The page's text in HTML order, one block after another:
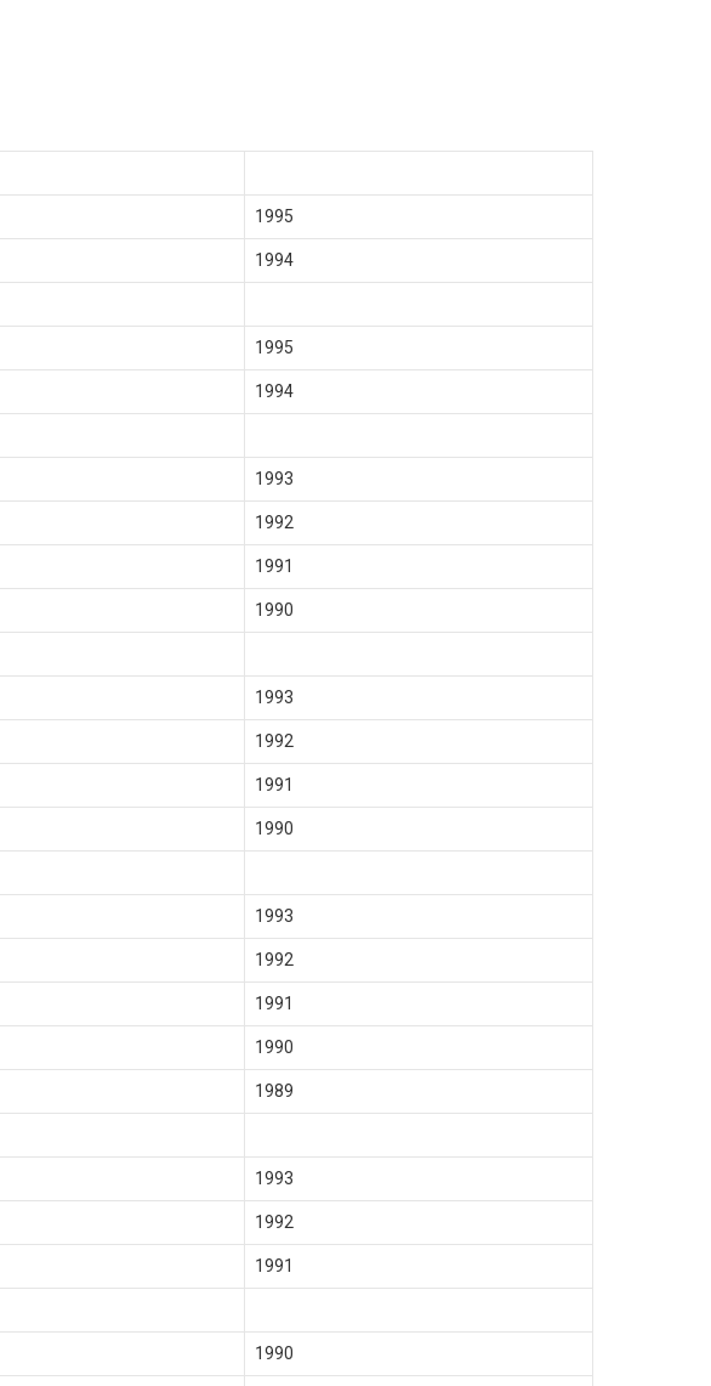
1995
1994
1995
1994
1993
1992
1991
1990
1993
1992
1991
1990
1993
1992
1991
1990
1989
1993
1992
1991
1990